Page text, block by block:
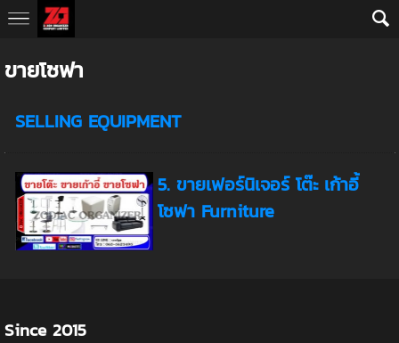
AW-10793652377
ขายโซฟา
SELLING EQUIPMENT
5. ขายเฟอร์นิเจอร์ โต๊ะ เก้าอี้
โซฟา Furniture
Since 2015